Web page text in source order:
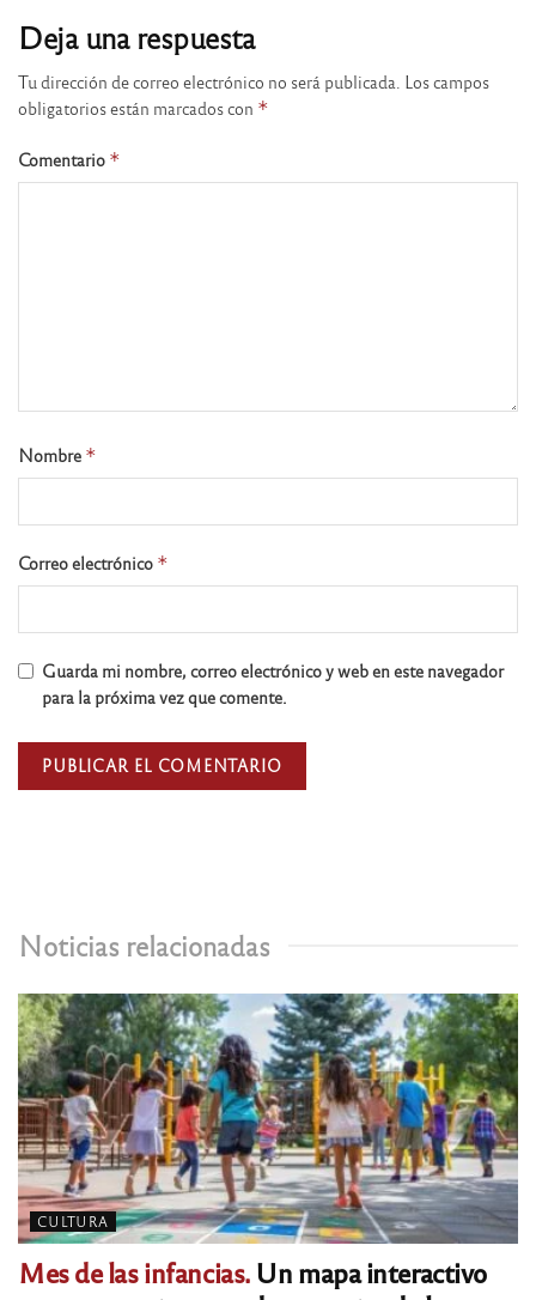
Noticias relacionadas
CULTURA
Mes de las infancias.Un mapa interactivo
Deja una respuesta
Tu dirección de correo electrónico no será publicada. Los campos
obligatorios están marcados con *
Comentario *
Nombre *
Correo electrónico *
Guarda mi nombre, correo electrónico y web en este navegador
para la próxima vez que comente.